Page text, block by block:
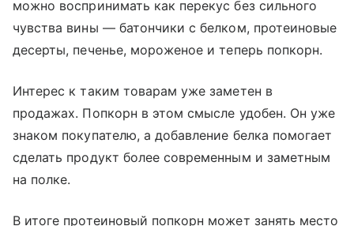
можно воспринимать как перекус без сильного
чувства вины — батончики с белком, протеиновые
десерты, печенье, мороженое и теперь попкорн.
Интерес к таким товарам уже заметен в
продажах. Попкорн в этом смысле удобен. Он уже
знаком покупателю, а добавление белка помогает
сделать продукт более современным и заметным
на полке.
В итоге протеиновый попкорн может занять место